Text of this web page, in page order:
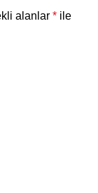
alanlar * ile